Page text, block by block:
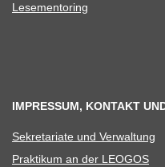
Lese­men­to­ring
IMPRESSUM, KONTAKT
Sekre­ta­riate und Verwaltung
Prak­ti­kum an der LEOGOS